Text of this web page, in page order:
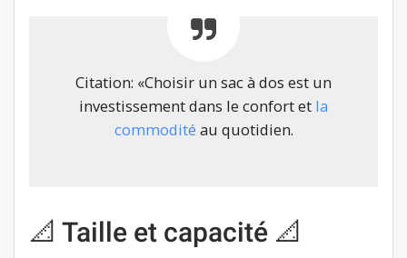
Citation: «Choisir un sac à dos est un
investissement dans le confort et la
commodité au quotidien.
📐 Taille et capacité 📐